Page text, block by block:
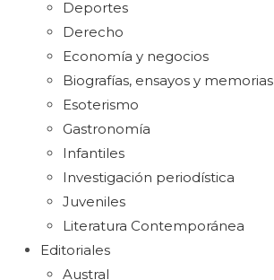
Deportes
Derecho
Economía y negocios
Biografías, ensayos y memorias
Esoterismo
Gastronomía
Infantiles
Investigación periodística
Juveniles
Literatura Contemporánea
Editoriales
Austral